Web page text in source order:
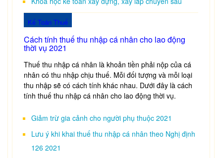
Kế Toán Thuế
Cách tính thuế thu nhập cá nhân cho lao động
thời vụ 2021
Thuế thu nhập cá nhân là khoản tiền phải nộp của cá
nhân có thu nhập chịu thuế. Mỗi đối tượng và mỗi loại
thu nhập sẽ có cách tính khác nhau. Dưới đây là cách
tính thuế thu nhập cá nhân cho lao động thời vụ.
Giảm trừ gia cảnh cho người phụ thuộc 2021
Lưu ý khi khai thuế thu nhập cá nhân theo Nghị định
126 2021